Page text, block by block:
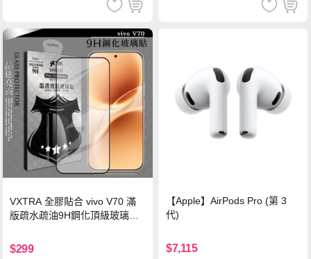
VXTRA 全膠貼合 vivo V70 滿
版疏水疏油9H鋼化頂級玻璃貼
$299
【Apple】AirPods Pro (第 3
代)
$7,115